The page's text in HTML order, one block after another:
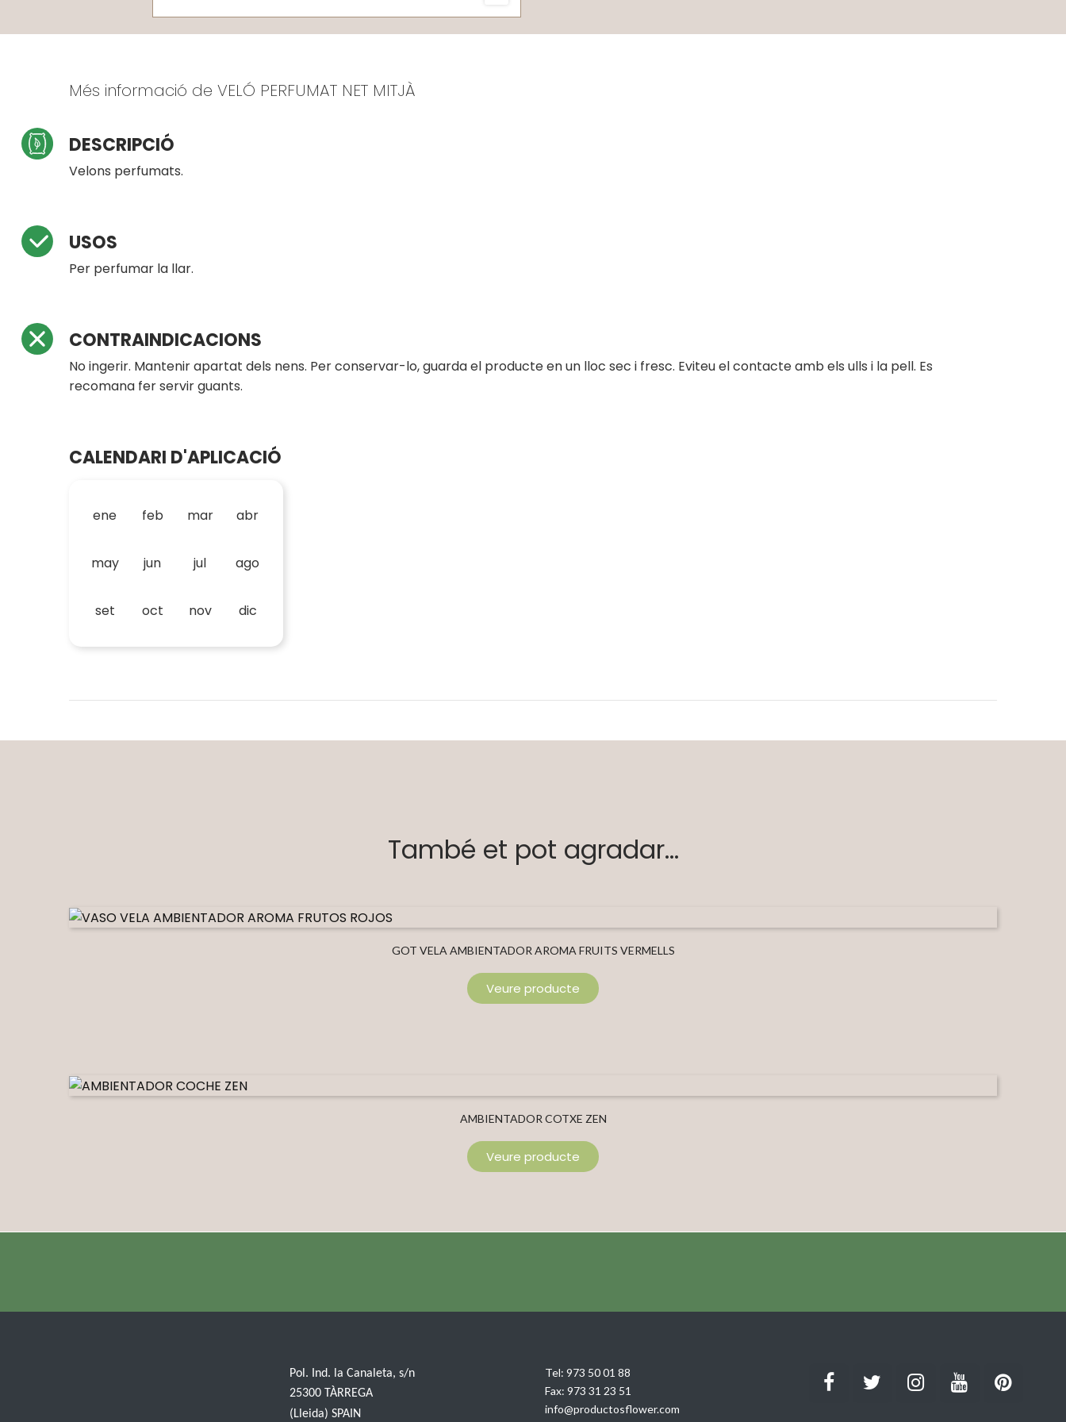
Més informació de VELÓ PERFUMAT NET MITJÀ
DESCRIPCIÓ
Velons perfumats.
USOS
Per perfumar la llar.
CONTRAINDICACIONS
No ingerir. Mantenir apartat dels nens. Per conservar-lo, guarda el producte en un lloc sec i fresc. Eviteu el contacte amb els ulls i la pell. Es
recomana fer servir guants.
CALENDARI D'APLICACIÓ
ene feb mar abr
may jun jul ago
set oct nov dic
També et pot agradar...
GOT VELA AMBIENTADOR AROMA FRUITS VERMELLS
Veure producte
AMBIENTADOR COTXE ZEN
Veure producte
Pol. Ind. la Canaleta, s/n
25300 TÀRREGA
(Lleida) SPAIN
Tel: 973 50 01 88
Fax: 973 31 23 51
info@productosflower.com